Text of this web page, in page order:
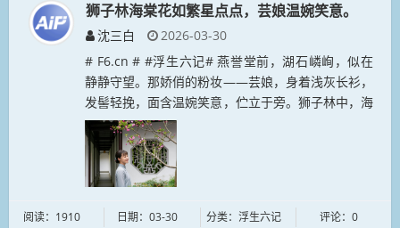
狮子林海棠花如繁星点点，芸娘温婉笑意。
沈三白
2026-03-30
# F6.cn # #浮生六记# 燕誉堂前，湖石嶙峋，似在
静静守望。那娇俏的粉妆——芸娘，身着浅灰长衫，
发髻轻挽，面含温婉笑意，伫立于旁。狮子林中，海
棠花枝舒展，粉嫩花朵如繁星点点，报着春光讯息。
阳光轻柔洒落，芸娘从...
阅读：1910 日期：03-30 分类：浮生六记 评论：0